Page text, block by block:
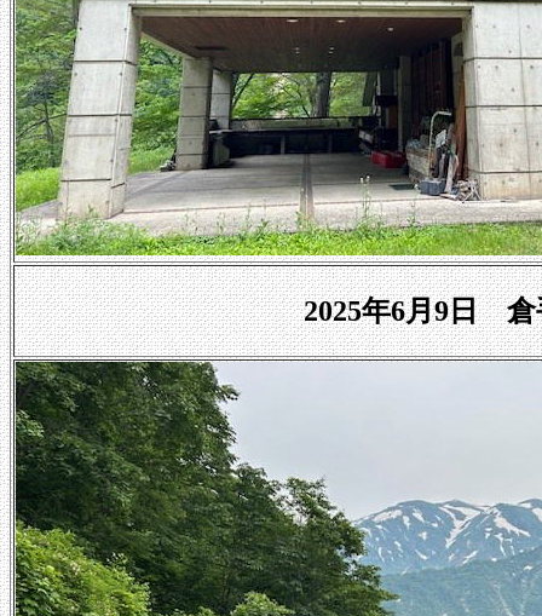
2025年6月9日 倉